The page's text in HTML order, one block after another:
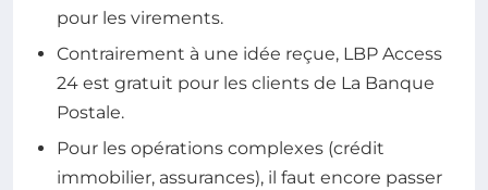
pour les virements.
Contrairement à une idée reçue, LBP Access
24 est gratuit pour les clients de La Banque
Postale.
Pour les opérations complexes (crédit
immobilier, assurances), il faut encore passer